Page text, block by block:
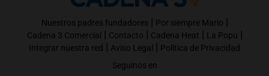
Nuestros padres fundadores | Por siempre Mario |
Cadena 3 Comercial | Contacto | Cadena Heat | La Popu |
Integrar nuestra red | Aviso Legal | Política de Privacidad
Seguinos en